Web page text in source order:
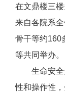
在文鼎楼三
来自各院系
骨干等约160
等共同举办。
生命安
性和操作性